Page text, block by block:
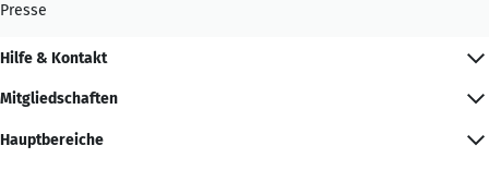
Presse
Hilfe & Kontakt
Mitgliedschaften
Hauptbereiche